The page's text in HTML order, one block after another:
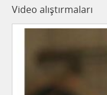
Video alıştırmaları